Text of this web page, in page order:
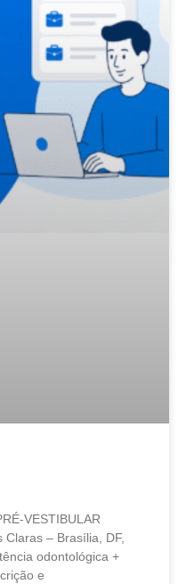
VESTIBULAR
Claras – Brasília, DF,
odontológica +
e